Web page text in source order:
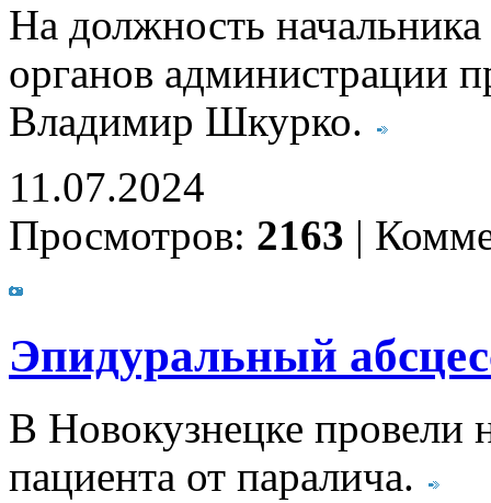
На должность
органов администрации
Владимир Шкурко.
11.07.2024
Просмотров: 2163 |
Эпидуральный
В Новокузнецке провели
пациента от паралича.